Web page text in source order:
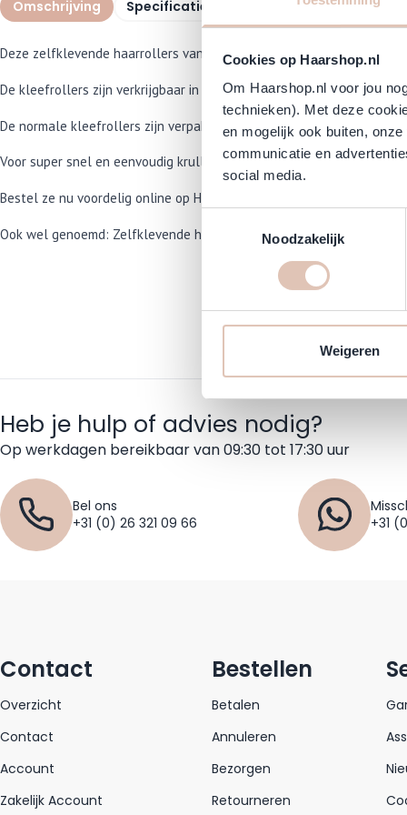
Cookies op Haarshop.nl
Om Haarshop.nl voor jou
technieken). Met deze
en mogelijk ook buiten,
communicatie en
social media.
Noodzakelijk
Weigeren
Omschrijving Specificaties Veelgestelde vragen
Deze zelfklevende haarrollers van Comair zijn super eenvoudig aan
De kleefrollers zijn verkrijgbaar in 7 verschillende diameters met elk
De normale kleefrollers zijn verpakt per 12 stuks, de Jumbo's zijn
Voor super snel en eenvoudig krullen of golvend haar ga je voor
Bestel ze nu voordelig online op Haarshop.nl!
Ook wel genoemd: Zelfklevende haarrollers, velcro rollers en
Heb je hulp of advies nodig?
Op werkdagen bereikbaar van 09:30 tot 17:30 uur
Bel ons
+31 (0) 26 321 09 66
+31
Contact
Overzicht
Contact
Account
Zakelijk Account
Bestellen
Betalen
Annuleren
Bezorgen
Retourneren